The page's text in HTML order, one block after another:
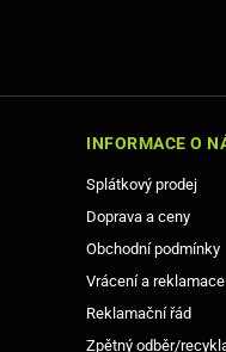
INFORMACE O
Splátkový prodej
Doprava a ceny
Obchodní podmínky
Vrácení a reklamace
Reklamační řád
Zpětný odběr/